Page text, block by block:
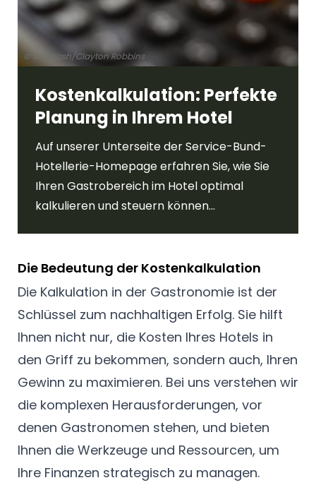
© Unsplash/Clayton Robbins
Kostenkalkulation: Perfekte
Planung in Ihrem Hotel
Auf unserer Unterseite der Service-Bund-
Hotellerie-Homepage erfahren Sie, wie Sie
Ihren Gastrobereich im Hotel optimal
kalkulieren und steuern können...
Die Bedeutung der Kostenkalkulation
Die Kalkulation in der Gastronomie ist der
Schlüssel zum nachhaltigen Erfolg. Sie hilft
Ihnen nicht nur, die Kosten Ihres Hotels in
den Griff zu bekommen, sondern auch, Ihren
Gewinn zu maximieren. Bei uns verstehen wir
die komplexen Herausforderungen, vor
denen Gastronomen stehen, und bieten
Ihnen die Werkzeuge und Ressourcen, um
Ihre Finanzen strategisch zu managen.